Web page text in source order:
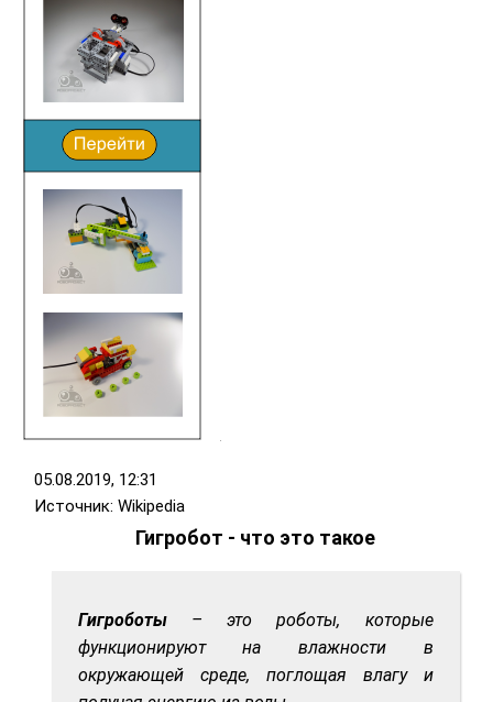
05.08.2019, 12:31
Источник: Wikipedia
Гигробот - что это такое
Гигроботы– это роботы, которые
функционируют на влажности в
окружающей среде, поглощая влагу и